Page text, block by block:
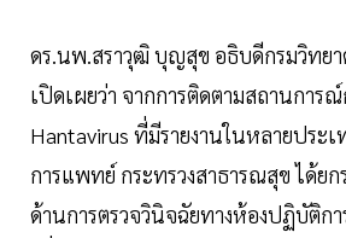
ดร.นพ.สราวุฒิ บุญสุข อธิบดีกรมวิทย
เปิดเผยว่า จากการติดตามสถานการ
Hantavirus ที่มีรายงานในหลายประเ
การแพทย์ กระทรวงสาธารณสุข ได้ย
ด้านการตรวจวินิจฉัยทางห้องปฏิบัติก